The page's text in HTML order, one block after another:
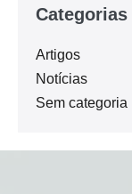
Categorias
Artigos
Notícias
Sem categoria